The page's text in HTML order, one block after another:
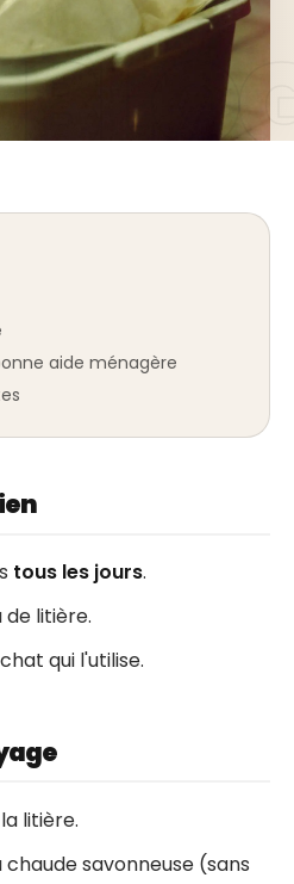
aide ménagère
tous les jours.
litière.
qui l'utilise.
litière.
chaude savonneuse (sans